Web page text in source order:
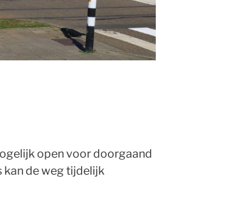
open voor doorgaand
kan de weg tijdelijk